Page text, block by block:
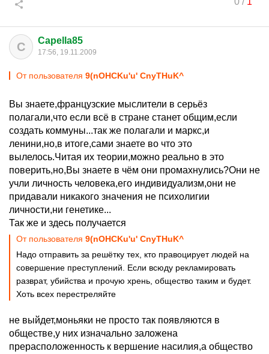
C Capella85
17:56, 19.11.2009
От пользователя 9(nOHCKu'u' CnyTHuK^
Вы знаете,французские мыслители в серьёз
полагали,что если всё в стране станет общим,если
создать коммуны...так же полагали и маркс,и
ленини,но,в итоге,сами знаете во что это
вылелось.Читая их теории,можно реально в это
поверить,но,Вы знаете в чём они промахнулись?Они не
учли личность человека,его индивидуализм,они не
придавали никакого значения не психолигии
личности,ни генетике...
Так же и здесь получается
От пользователя 9(nOHCKu'u' CnyTHuK^
Надо отправить за решётку тех, кто правоцирует людей на
совершение преступлений. Если всюду рекламировать
разврат, убийства и прочую хрень, общество таким и будет.
Хоть всех перестреляйте
не выйдет,моньяки не просто так появляются в
обществе,у них изначально заложена
прерасположенность к вершение насилия,а общество